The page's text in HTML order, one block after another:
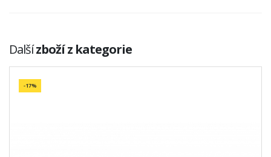
Dalšízboží z kategorie
-17%